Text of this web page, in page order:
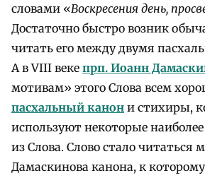
словами «Воскресения день,
Достаточно быстро возник
читать его между двумя
А в VIII веке прп. Иоанн
мотивам» этого Слова всем
пасхальный канон и стихиры,
используют некоторые
из Слова. Слово стало читаться
Дамаскинова канона, к